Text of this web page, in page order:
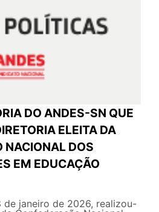
DO ANDES-SN QUE
ELEITA DA
NACIONAL DOS
EM EDUCAÇÃO
de janeiro de 2026, realizou-